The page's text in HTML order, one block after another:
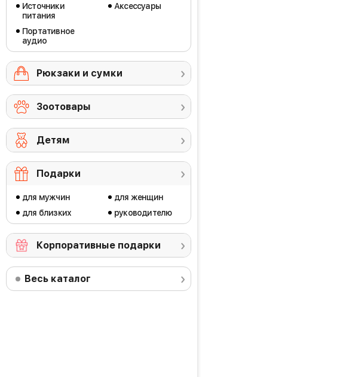
Источники
питания
Портативное
аудио
Аксессуары
Рюкзаки и сумки
Зоотовары
Детям
Подарки
для мужчин
для близких
для женщин
руководителю
Корпоративные подарки
Весь каталог